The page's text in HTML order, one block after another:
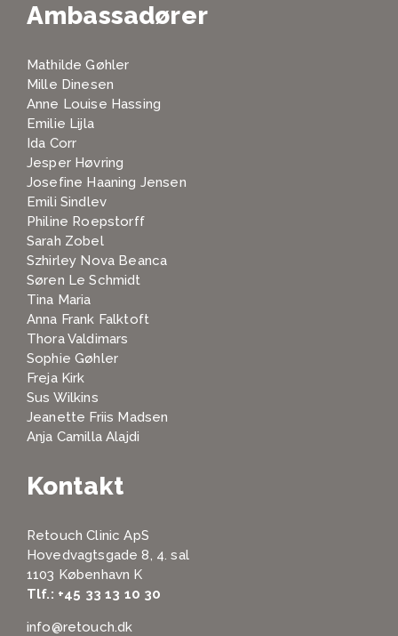
Ambassadører
Mathilde Gøhler
Mille Dinesen
Anne Louise Hassing
Emilie Lijla
Ida Corr
Jesper Høvring
Josefine Haaning Jensen
Emili Sindlev
Philine Roepstorff
Sarah Zobel
Szhirley Nova Beanca
Søren Le Schmidt
Tina Maria
Anna Frank Falktoft
Thora Valdimars
Sophie Gøhler
Freja Kirk
Sus Wilkins
Jeanette Friis Madsen
Anja Camilla Alajdi
Kontakt
Retouch Clinic ApS
Hovedvagtsgade 8, 4. sal
1103 København K
Tlf.: +45 33 13 10 30
info@retouch.dk